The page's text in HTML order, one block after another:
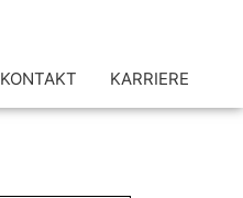
KONTAKT KARRIERE